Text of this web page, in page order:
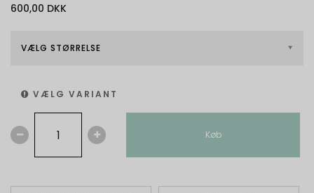
600,00 DKK
VÆLG STØRRELSE
VÆLG VARIANT
Køb